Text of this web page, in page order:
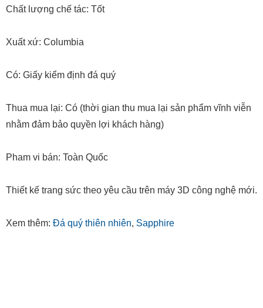
Chất lượng chế tác: Tốt
Xuất xứ: Columbia
Có: Giấy kiểm định đá quý
Thua mua lại: Có (thời gian thu mua lại sản phẩm vĩnh viễn
nhằm đảm bảo quyền lợi khách hàng)
Pham vi bán: Toàn Quốc
Thiết kế trang sức theo yêu cầu trên máy 3D công nghệ mới.
Xem thêm: Đá quý thiên nhiên, Sapphire